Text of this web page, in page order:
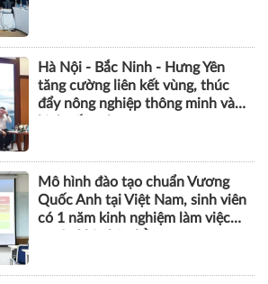
Hà Nội - Bắc Ninh - Hưng Yên
tăng cường liên kết vùng, thúc
đẩy nông nghiệp thông minh và
Mô hình đào tạo chuẩn Vương
Quốc Anh tại Việt Nam, sinh viên
có 1 năm kinh nghiệm làm việc